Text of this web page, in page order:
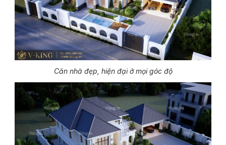
Căn nhà đẹp, hiện đại ở mọi góc độ